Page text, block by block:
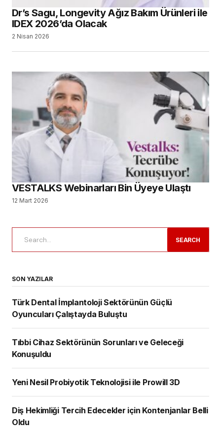
Dr’s Sagu, Longevity Ağız Bakım Ürünleri ile
IDEX 2026’da Olacak
2 Nisan 2026
VESTALKS Webinarları Bin Üyeye Ulaştı
12 Mart 2026
SEARCH
SON YAZILAR
Türk Dental İmplantoloji Sektörünün Güçlü
Oyuncuları Çalıştayda Buluştu
Tıbbi Cihaz Sektörünün Sorunları ve Geleceği
Konuşuldu
Yeni Nesil Probiyotik Teknolojisi ile Prowill 3D
Diş Hekimliği Tercih Edecekler için Kontenjanlar Belli
Oldu